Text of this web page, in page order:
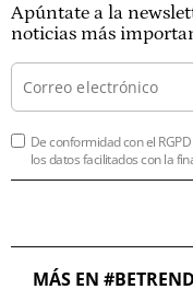
Apúntate a la
noticias más
De conformidad con el
los datos facilitados con la
MÁS EN